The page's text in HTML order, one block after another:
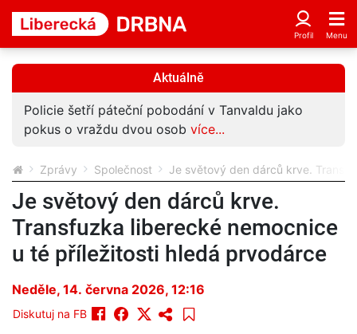
Aktuálně
šetří páteční pobodání v Tanvaldu jako
o vraždu dvou osobvíce...
Zprávy Společnost Je světový den dárců krve.
Je světový den dárců krve.
Transfuzka liberecké nemocnice
u té příležitosti hledá prvodárce
Neděle, 14. června 2026, 12:16
Diskutuj na FB